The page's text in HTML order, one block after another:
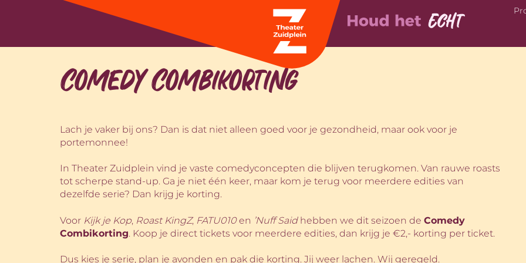
Comedy Combikorting
Lach je vaker bij ons? Dan is dat niet alleen goed voor je gezondheid, maar ook voor je
portemonnee!
In Theater Zuidplein vind je vaste comedyconcepten die blijven terugkomen. Van rauwe roasts
tot scherpe stand-up. Ga je niet één keer, maar kom je terug voor meerdere edities van
dezelfde serie? Dan krijg je korting.
Voor Kijk je Kop, Roast KingZ, FATU010en ’Nuff Saidhebben we dit seizoen de Comedy
Combikorting. Koop je direct tickets voor meerdere edities, dan krijg je €2,- korting per ticket.
Dus kies je serie, plan je avonden en pak die korting. Jij weer lachen. Wij geregeld.